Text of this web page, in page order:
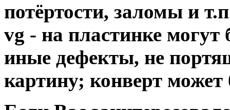
потёртости, заломы и
vg - на пластинке
иные дефекты, не
картину; конверт